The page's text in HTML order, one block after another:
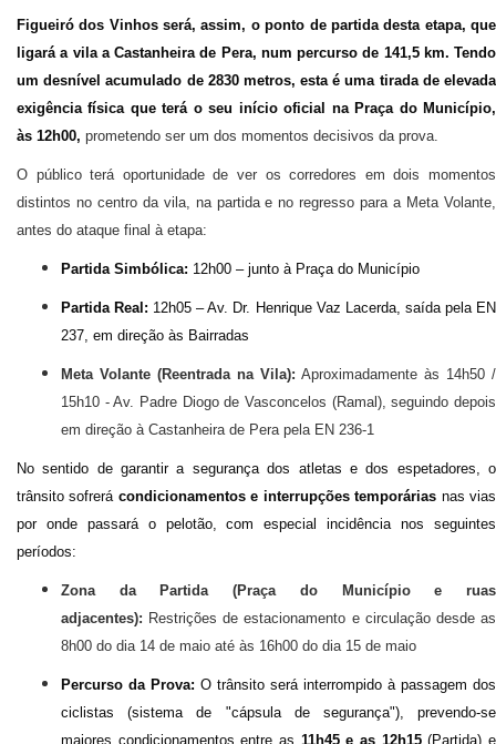
Figueiró dos Vinhos será, assim, o ponto de partida desta etapa, que
ligará a vila a Castanheira de Pera, num percurso de 141,5 km. Tendo
um desnível acumulado de 2830 metros, esta é uma tirada de elevada
exigência física que terá o seu início oficial na Praça do Município,
às 12h00, prometendo ser um dos momentos decisivos da prova.
O público terá oportunidade de ver os corredores em dois momentos
distintos no centro da vila, na partida e no regresso para a Meta Volante,
antes do ataque final à etapa:
Partida Simbólica: 12h00 – junto à Praça do Município
Partida Real: 12h05 – Av. Dr. Henrique Vaz Lacerda, saída pela EN
237, em direção às Bairradas
Meta Volante (Reentrada na Vila): Aproximadamente às 14h50 /
15h10 - Av. Padre Diogo de Vasconcelos (Ramal), seguindo depois
em direção à Castanheira de Pera pela EN 236-1
No sentido degarantir a segurança dos atletas e dos espetadores, o
trânsito sofrerá condicionamentos e interrupções temporárias nas vias
por onde passará o pelotão, com especial incidência nos seguintes
períodos:
Zona da Partida (Praça do Município e ruas
adjacentes): Restrições de estacionamento e circulação desde as
8h00 do dia 14 de maio até às 16h00 do dia 15 de maio
Percurso da Prova: O trânsito será interrompido à passagem dos
ciclistas (sistema de "cápsula de segurança"), prevendo-se
maiores condicionamentos entre as 11h45 e as 12h15(Partida) e